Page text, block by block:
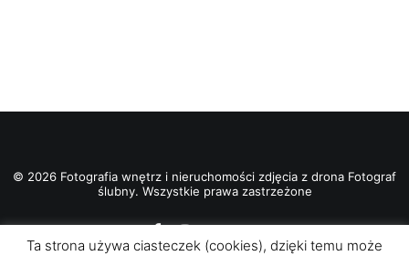
© 2026 Fotografia wnętrz i nieruchomości zdjęcia z drona Fotograf
ślubny. Wszystkie prawa zastrzeżone
Ta strona używa ciasteczek (cookies), dzięki temu może